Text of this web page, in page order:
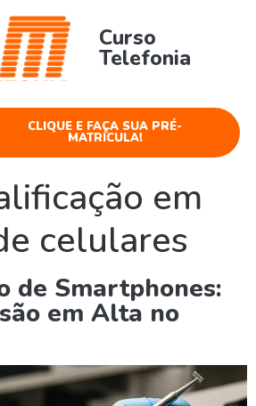
Curso
Telefonia
CLIQUE E FAÇA SUA PRÉ-
MATRÍCULA!
em
celulares
de Smartphones:
em Alta no